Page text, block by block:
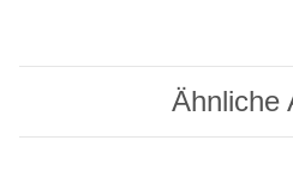
Ähnliche